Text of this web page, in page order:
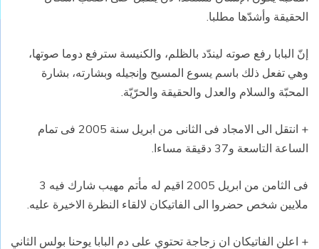
الحقيقة وأشدّها مطلبا.
إنّ البابا رفع صوته ليندّد بالظلم، والكنيسة سترفع دوما صوتها،
وهي تفعل ذلك باسم يسوع المسيح وإنجيله وبشارته، بشارة
المحبّة والسلام والعدل والحقيقة والحرّيّة.
+ انتقل الى الامجاد فى الثانى من ابريل سنة 2005 فى تمام
الساعة التاسعة و37 دقيقة مساءا.
فى الثامن من ابريل 2005 اقيم له مأتم مهيب شارك فيه 3
ملايين شخص حضروا الى الفاتيكان لالقاء النظرة الاخيرة عليه.
+ اعلن الفاتيكان ان زجاجة تحتوي على دم البابا يوحنا بولس الثاني